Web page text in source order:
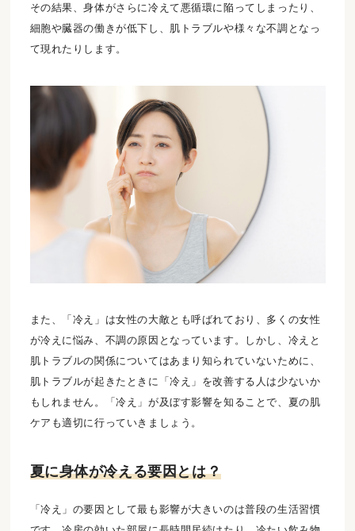
その結果、身体がさらに冷えて悪循環に陥ってしまったり、
細胞や臓器の働きが低下し、肌トラブルや様々な不調となっ
て現れたりします。
また、「冷え」は女性の大敵とも呼ばれており、多くの女性
が冷えに悩み、不調の原因となっています。しかし、冷えと
肌トラブルの関係についてはあまり知られていないために、
肌トラブルが起きたときに「冷え」を改善する人は少ないか
もしれません。「冷え」が及ぼす影響を知ることで、夏の肌
ケアも適切に行っていきましょう。
夏に身体が冷える要因とは？
「冷え」の要因として最も影響が大きいのは普段の生活習慣